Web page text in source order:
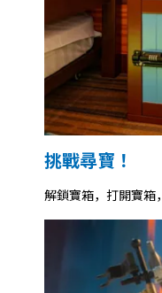
挑戰尋寶！
解鎖寶箱，打開寶箱